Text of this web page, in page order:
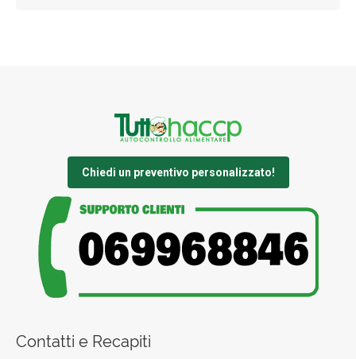
Chiedi un preventivo personalizzato!
Contatti e Recapiti